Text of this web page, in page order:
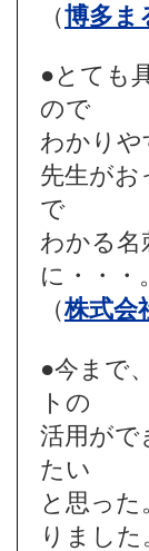
（博多ま
●とても
ので
わかりや
先生がお
で
わかる名
に・・・。
（株式会
●今まで
トの
活用がで
たい
と思っ
りました